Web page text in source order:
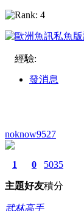
經驗:
發消息
noknow9527
1
主題
0
好友
5035
積分
武林高手